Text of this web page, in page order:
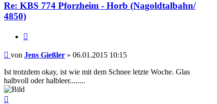
Re: KBS 774 Pforzheim - Horb (Nagoldtalbahn/
4850)
Beitrag
von Jens Gießler » 06.01.2015 10:15
Ist trotzdem okay, ist wie mit dem Schnee letzte Woche. Glas
halbvoll oder halbleer........